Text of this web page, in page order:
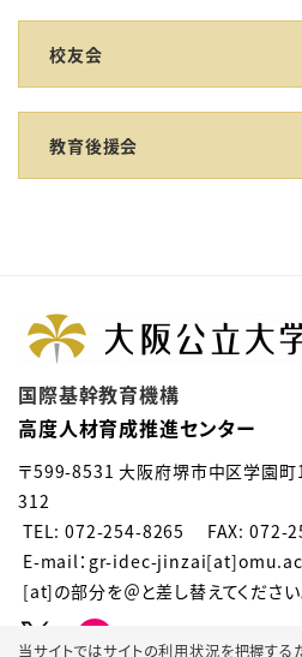
校友会
教育後援会
当サイトではサイトの利用状況を把握す
国際基幹教育機構
高度人材育成推進センター
〒599-8531 大阪府堺市中区学園町
312
TEL: 072-254-8265 FAX: 072-
E-mail：gr-idec-
[at]の部分を＠と差し替えてください